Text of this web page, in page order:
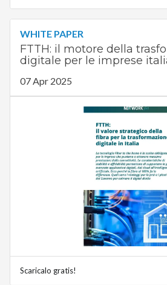
WHITE PAPER
FTTH: il motore della
digitale per le imprese
07 Apr 2025
Scaricalo gratis!